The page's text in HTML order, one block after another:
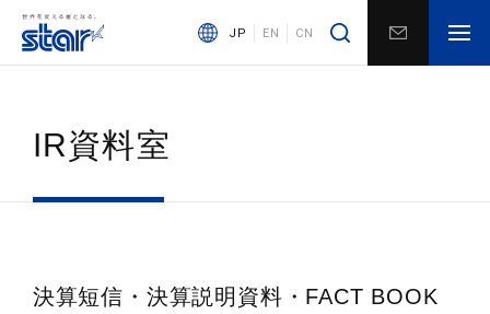
JP EN CN
IR資料室
決算短信・決算説明資料・FACT BOOK